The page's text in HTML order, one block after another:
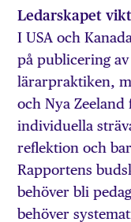
Ledarskapet
I USA och
på publicering
lärarpraktiken,
och Nya
individuella
reflektion och
Rapportens
behöver bli
behöver